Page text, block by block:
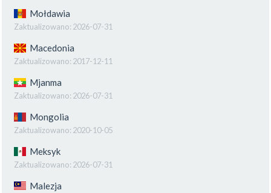
Mołdawia
Zaktualizowano: 2026-07-31
Macedonia
Zaktualizowano: 2017-12-11
Mjanma
Zaktualizowano: 2026-07-31
Mongolia
Zaktualizowano: 2020-10-05
Meksyk
Zaktualizowano: 2026-07-31
Malezja